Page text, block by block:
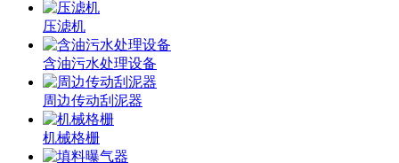
压滤机
含油污水处理设备
周边传动刮泥器
机械格栅